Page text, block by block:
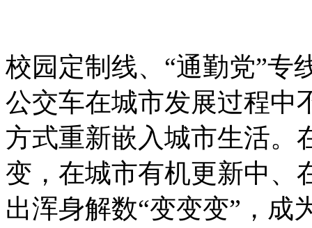
校园定制线、“通勤党”
公交车在城市发展过程中
方式重新嵌入城市生活。
变，在城市有机更新中、
出浑身解数“变变变”，成